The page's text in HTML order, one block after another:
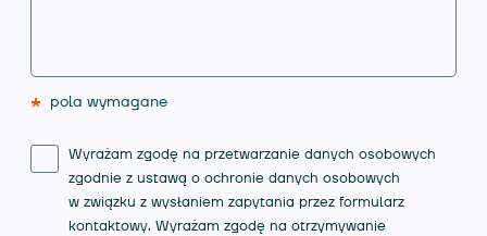
* pola wymagane
Wyrażam zgodę na przetwarzanie danych osobowych
zgodnie z ustawą o ochronie danych osobowych
w związku z wysłaniem zapytania przez formularz
kontaktowy. Wyrażam zgodę na otrzymywanie